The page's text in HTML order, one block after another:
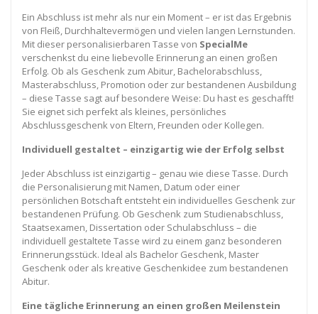
Ein Abschluss ist mehr als nur ein Moment – er ist das Ergebnis
von Fleiß, Durchhaltevermögen und vielen langen Lernstunden.
Mit dieser personalisierbaren Tasse von SpecialMe
verschenkst du eine liebevolle Erinnerung an einen großen
Erfolg. Ob als Geschenk zum Abitur, Bachelorabschluss,
Masterabschluss, Promotion oder zur bestandenen Ausbildung
– diese Tasse sagt auf besondere Weise: Du hast es geschafft!
Sie eignet sich perfekt als kleines, persönliches
Abschlussgeschenk von Eltern, Freunden oder Kollegen.
Individuell gestaltet – einzigartig wie der Erfolg selbst
Jeder Abschluss ist einzigartig – genau wie diese Tasse. Durch
die Personalisierung mit Namen, Datum oder einer
persönlichen Botschaft entsteht ein individuelles Geschenk zur
bestandenen Prüfung. Ob Geschenk zum Studienabschluss,
Staatsexamen, Dissertation oder Schulabschluss – die
individuell gestaltete Tasse wird zu einem ganz besonderen
Erinnerungsstück. Ideal als Bachelor Geschenk, Master
Geschenk oder als kreative Geschenkidee zum bestandenen
Abitur.
Eine tägliche Erinnerung an einen großen Meilenstein